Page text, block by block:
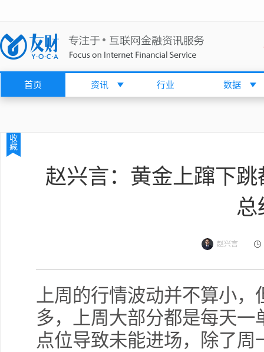
首页 资讯 行业 数据
收
藏
赵兴言：黄金上蹿下
总
赵兴言
上周的行情波动并不算小
多，上周大部分都是每天
点位导致未能进场，除了